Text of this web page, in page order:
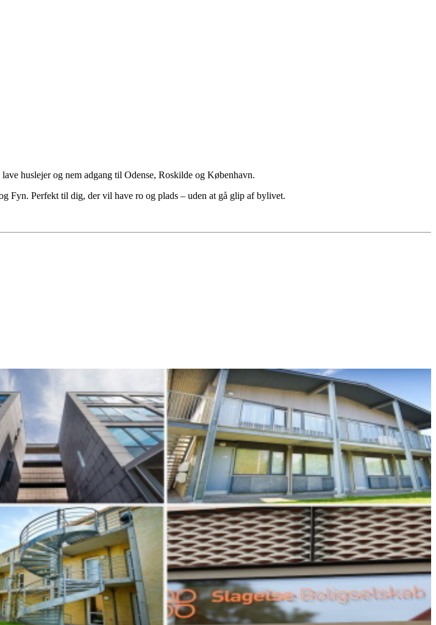
huslejer og nem adgang til Odense, Roskilde og København.
Fyn. Perfekt til dig, der vil have ro og plads – uden at gå glip af bylivet.